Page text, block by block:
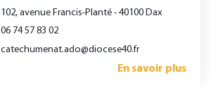
102, avenue Francis-Planté - 40100 Dax
06 74 57 83 02
catechumenat.ado@diocese40.fr
En savoir plus